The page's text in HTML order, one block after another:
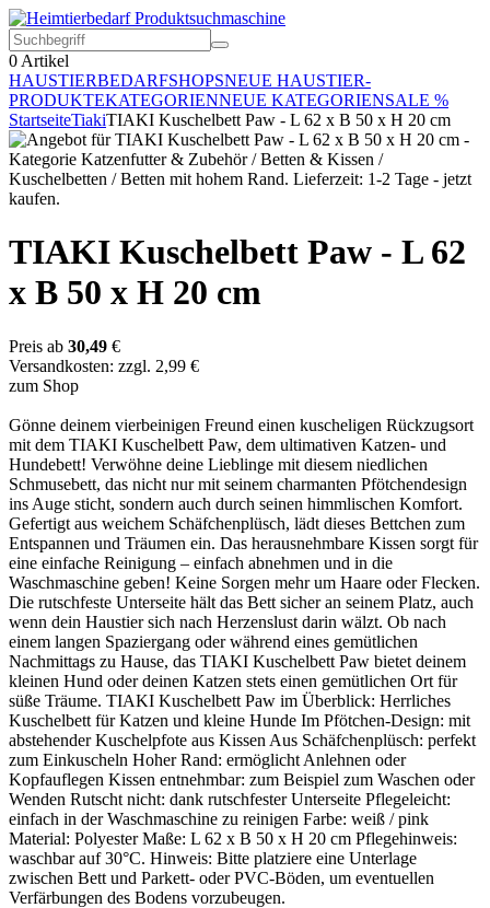
0 Artikel
HAUSTIERBEDARFSHOPSNEUE HAUSTIER-
PRODUKTEKATEGORIENNEUE KATEGORIENSALE %
StartseiteTiakiTIAKI Kuschelbett Paw - L 62 x B 50 x H 20 cm
TIAKI Kuschelbett Paw - L 62
x B 50 x H 20 cm
Preis ab 30,49 €
Versandkosten: zzgl. 2,99 €
zum Shop
Gönne deinem vierbeinigen Freund einen kuscheligen Rückzugsort
mit dem TIAKI Kuschelbett Paw, dem ultimativen Katzen- und
Hundebett! Verwöhne deine Lieblinge mit diesem niedlichen
Schmusebett, das nicht nur mit seinem charmanten Pfötchendesign
ins Auge sticht, sondern auch durch seinen himmlischen Komfort.
Gefertigt aus weichem Schäfchenplüsch, lädt dieses Bettchen zum
Entspannen und Träumen ein. Das herausnehmbare Kissen sorgt für
eine einfache Reinigung – einfach abnehmen und in die
Waschmaschine geben! Keine Sorgen mehr um Haare oder Flecken.
Die rutschfeste Unterseite hält das Bett sicher an seinem Platz, auch
wenn dein Haustier sich nach Herzenslust darin wälzt. Ob nach
einem langen Spaziergang oder während eines gemütlichen
Nachmittags zu Hause, das TIAKI Kuschelbett Paw bietet deinem
kleinen Hund oder deinen Katzen stets einen gemütlichen Ort für
süße Träume. TIAKI Kuschelbett Paw im Überblick: Herrliches
Kuschelbett für Katzen und kleine Hunde Im Pfötchen-Design: mit
abstehender Kuschelpfote aus Kissen Aus Schäfchenplüsch: perfekt
zum Einkuscheln Hoher Rand: ermöglicht Anlehnen oder
Kopfauflegen Kissen entnehmbar: zum Beispiel zum Waschen oder
Wenden Rutscht nicht: dank rutschfester Unterseite Pflegeleicht:
einfach in der Waschmaschine zu reinigen Farbe: weiß / pink
Material: Polyester Maße: L 62 x B 50 x H 20 cm Pflegehinweis:
waschbar auf 30°C. Hinweis: Bitte platziere eine Unterlage
zwischen Bett und Parkett- oder PVC-Böden, um eventuellen
Verfärbungen des Bodens vorzubeugen.